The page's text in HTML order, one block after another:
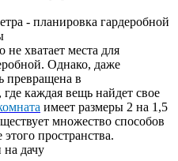
- планировка гардеробной
хватает места для
Однако, даже
превращена в
каждая вещь найдет свое
имеет размеры 2 на 1,5
множество способов
пространства.